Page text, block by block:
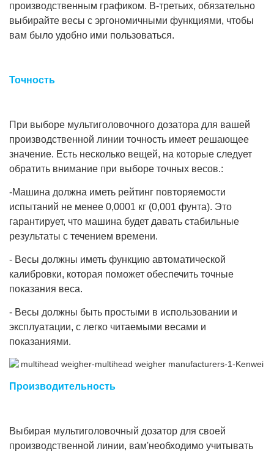
производственным графиком. В-третьих, обязательно
выбирайте весы с эргономичными функциями, чтобы
вам было удобно ими пользоваться.
Точность
При выборе мультиголовочного дозатора для вашей
производственной линии точность имеет решающее
значение. Есть несколько вещей, на которые следует
обратить внимание при выборе точных весов.:
-Машина должна иметь рейтинг повторяемости
испытаний не менее 0,0001 кг (0,001 фунта). Это
гарантирует, что машина будет давать стабильные
результаты с течением времени.
- Весы должны иметь функцию автоматической
калибровки, которая поможет обеспечить точные
показания веса.
- Весы должны быть простыми в использовании и
эксплуатации, с легко читаемыми весами и
показаниями.
Производительность
Выбирая мультиголовочный дозатор для своей
производственной линии, вам'необходимо учитывать